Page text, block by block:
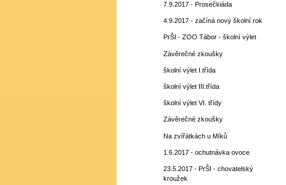
7.9.2017 - Prosečkiáda
4.9.2017 - začíná nový školní rok
PrŠI - ZOO Tábor - školní výlet
Závěrečné zkoušky
školní výlet I.třída
školní výlet III.třída
školní výlet VI. třídy
Závěrečné zkoušky
Na zvířátkách u Míků
1.6.2017 - ochutnávka ovoce
23.5.2017 - PrŠI - chovatelský
kroužek